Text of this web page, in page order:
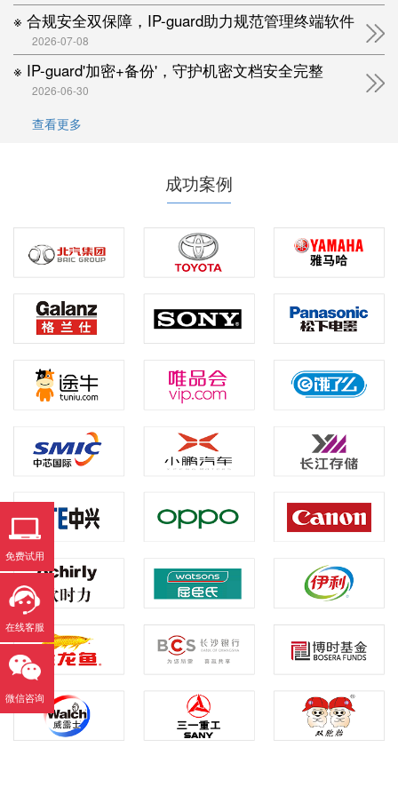
※ 合规安全双保障，IP-guard助力规范管理终端软件
2026-07-08
※ IP-guard'加密+备份'，守护机密文档安全完整
2026-06-30
查看更多
成功案例
免费试用
在线客服
微信咨询
售前咨询
售后咨询